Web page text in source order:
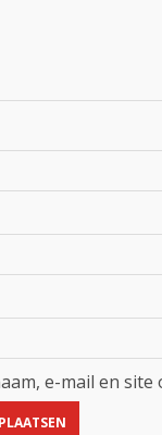
e-mail en